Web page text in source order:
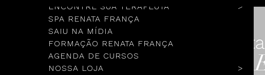
ENCONTRE SUA TERAPEUTA
SPA RENATA FRANÇA
SAIU NA MÍDIA
FORMAÇÃO RENATA FRANÇA
AGENDA DE CURSOS
NOSSA LOJA